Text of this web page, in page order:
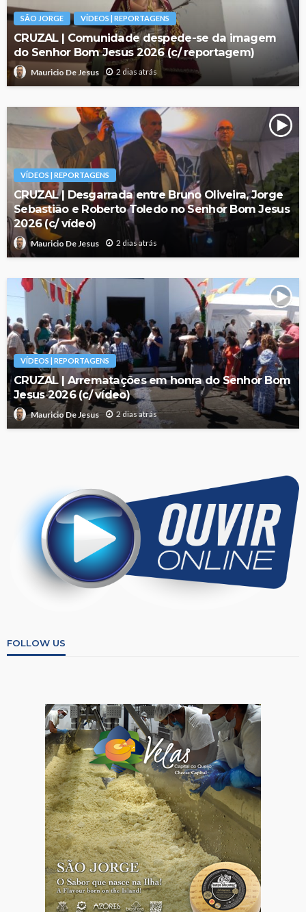
SÃO JORGE VÍDEOS | REPORTAGENS
CRUZAL | Comunidade despede-se da imagem
do Senhor Bom Jesus 2026 (c/ reportagem)
Mauricio De Jesus 2 dias atrás
VÍDEOS | REPORTAGENS
CRUZAL | Desgarrada entre Bruno Oliveira, Jorge
Sebastião e Roberto Toledo no Senhor Bom Jesus
2026 (c/ vídeo)
Mauricio De Jesus 2 dias atrás
VÍDEOS | REPORTAGENS
CRUZAL | Arrematações em honra do Senhor Bom
Jesus 2026 (c/ vídeo)
Mauricio De Jesus 2 dias atrás
FOLLOW US